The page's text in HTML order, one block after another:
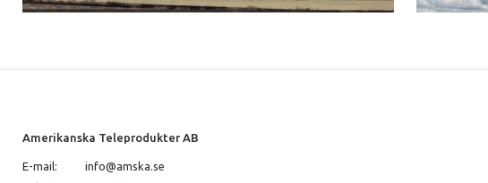
Amerikanska Teleprodukter AB
E-mail:
info@amska.se